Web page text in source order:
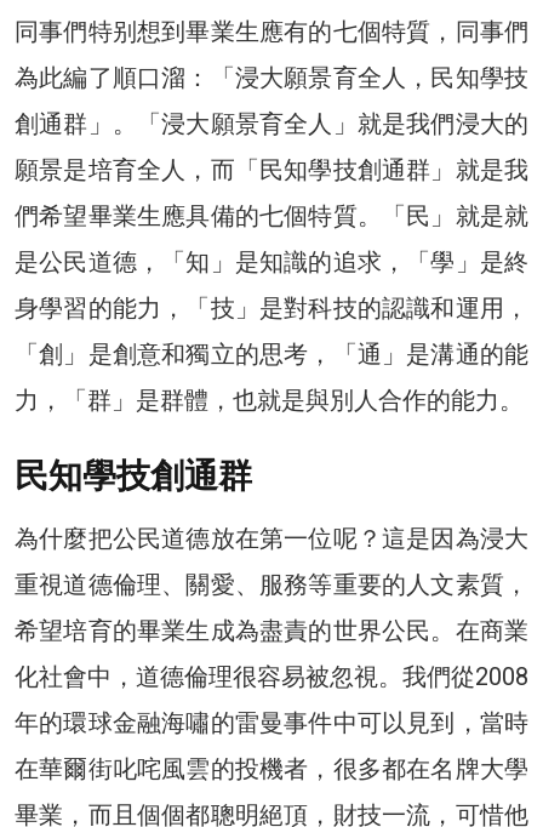
同事們特别想到畢業生應有的七個特質，同事們
為此編了順口溜：「浸大願景育全人，民知學技
創通群」。「浸大願景育全人」就是我們浸大的
願景是培育全人，而「民知學技創通群」就是我
們希望畢業生應具備的七個特質。「民」就是就
是公民道德，「知」是知識的追求，「學」是終
身學習的能力，「技」是對科技的認識和運用，
「創」是創意和獨立的思考，「通」是溝通的能
力，「群」是群體，也就是與別人合作的能力。
民知學技創通群
為什麼把公民道德放在第一位呢？這是因為浸大
重視道德倫理、關愛、服務等重要的人文素質，
希望培育的畢業生成為盡責的世界公民。在商業
化社會中，道德倫理很容易被忽視。我們從2008
年的環球金融海嘯的雷曼事件中可以見到，當時
在華爾街叱咤風雲的投機者，很多都在名牌大學
畢業，而且個個都聰明絕頂，財技一流，可惜他